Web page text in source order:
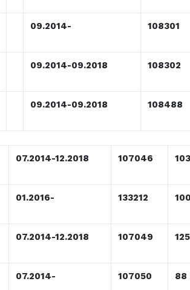
09.2014- 108301
09.2014-09.2018 108302
09.2014-09.2018 108488
07.2014-12.2018 107046 103
01.2016- 133212 100
07.2014-12.2018 107049 125
07.2014- 107050 88